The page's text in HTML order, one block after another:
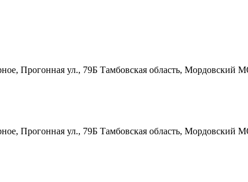
Прогонная ул., 79Б Тамбовская область, Мордовский
Прогонная ул., 79Б Тамбовская область, Мордовский